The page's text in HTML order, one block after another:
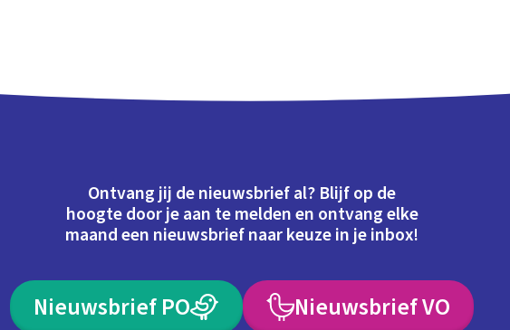
Ontvang jij de nieuwsbrief al? Blijf op de
hoogte door je aan te melden en ontvang elke
maand een nieuwsbrief naar keuze in je inbox!
Nieuwsbrief PO Nieuwsbrief VO